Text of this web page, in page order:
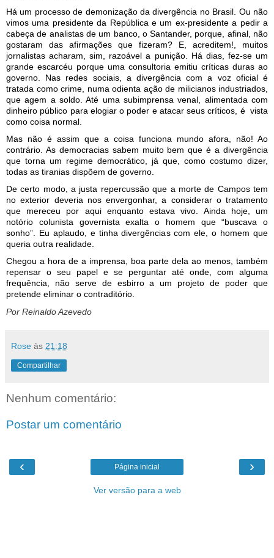
Há um processo de demonização da divergência no Brasil. Ou não
vimos uma presidente da República e um ex-presidente a pedir a
cabeça de analistas de um banco, o Santander, porque, afinal, não
gostaram das afirmações que fizeram? E, acreditem!, muitos
jornalistas acharam, sim, razoável a punição. Há dias, fez-se um
grande escarcéu porque uma consultoria emitiu críticas duras ao
governo. Nas redes sociais, a divergência com a voz oficial é
tratada como crime, numa odienta ação de milicianos industriados,
que agem a soldo. Até uma subimprensa venal, alimentada com
dinheiro público para elogiar o poder e atacar seus críticos, é vista
como coisa normal.
Mas não é assim que a coisa funciona mundo afora, não! Ao
contrário. As democracias sabem muito bem que é a divergência
que torna um regime democrático, já que, como costumo dizer,
todas as tiranias dispõem de governo.
De certo modo, a justa repercussão que a morte de Campos tem
no exterior deveria nos envergonhar, a considerar o tratamento
que mereceu por aqui enquanto estava vivo. Ainda hoje, um
notório colunista governista exalta o homem que “buscava o
sonho”. Eu aplaudo, e tinha divergências com ele, o homem que
queria outra realidade.
Chegou a hora de a imprensa, boa parte dela ao menos, também
repensar o seu papel e se perguntar até onde, com alguma
frequência, não serve de esbirro a um projeto de poder que
pretende eliminar o contraditório.
Por Reinaldo Azevedo
Rose às 21:18
Compartilhar
Nenhum comentário:
Postar um comentário
‹ ›
Página inicial
Ver versão para a web